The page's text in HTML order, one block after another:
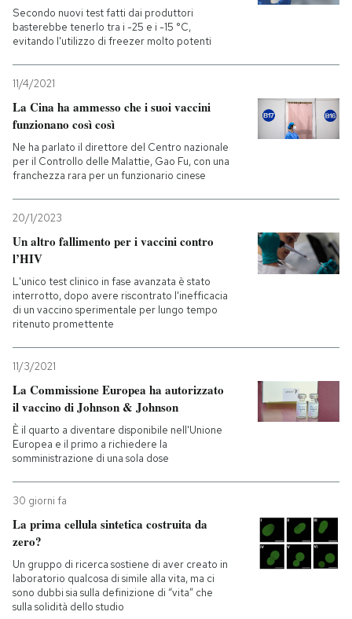
Secondo nuovi test fatti dai produttori
basterebbe tenerlo tra i -25 e i -15 °C,
evitando l'utilizzo di freezer molto potenti
11/4/2021
La Cina ha ammesso che i suoi vaccini
funzionano così così
Ne ha parlato il direttore del Centro nazionale
per il Controllo delle Malattie, Gao Fu, con una
franchezza rara per un funzionario cinese
20/1/2023
Un altro fallimento per i vaccini contro
l’HIV
L'unico test clinico in fase avanzata è stato
interrotto, dopo avere riscontrato l'inefficacia
di un vaccino sperimentale per lungo tempo
ritenuto promettente
11/3/2021
La Commissione Europea ha autorizzato
il vaccino di Johnson & Johnson
È il quarto a diventare disponibile nell'Unione
Europea e il primo a richiedere la
somministrazione di una sola dose
30 giorni fa
La prima cellula sintetica costruita da
zero?
Un gruppo di ricerca sostiene di aver creato in
laboratorio qualcosa di simile alla vita, ma ci
sono dubbi sia sulla definizione di “vita” che
sulla solidità dello studio